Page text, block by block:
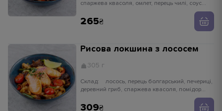
спаржева квасоля, омлет, перець чилі, соус
265
Рисова локшина з лососем
305 г
Склад:
деревний гриб, спаржева квасоля, помідор
чері, імбир, часник, устричний соус, лайм,
зелень
309